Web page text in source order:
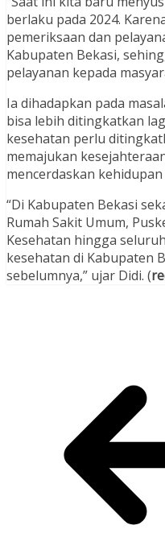
berlaku pada 2024.
pemeriksaan dan
Kabupaten Bekasi,
pelayanan kepada
Ia dihadapkan pada
bisa lebih ditingkatkan
kesehatan perlu
memajukan
mencerdaskan
“Di Kabupaten Bekasi
Rumah Sakit Umum,
Kesehatan hingga
kesehatan di Kabupaten
sebelumnya,” ujar Didi. (